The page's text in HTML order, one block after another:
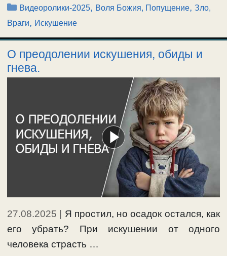
Рубрики
Видеоролики-2025, Воля Божия, Попущение,Зло,
Враги, Искушение
О преодолении искушения, обиды и
гнева.
27.08.2025
Я простил, но осадок остался, как
его убрать? При искушении от одного
человека страсть …